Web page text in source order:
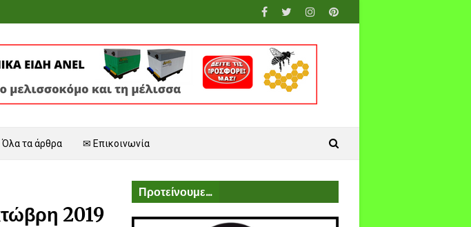
τα άρθρα ✉ Επικοινωνία
2019
Προτείνουμε...